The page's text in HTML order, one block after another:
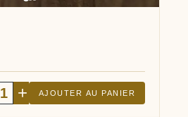
+ AJOUTER AU PANIER